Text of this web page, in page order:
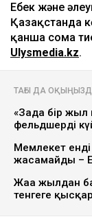
Еңбек және
Қазақстанда
қанша сома
Ulysmedia.kz.
ТАҒЫ ДА
«Заңда бір
фельдшердің
Мемлекет
жасамайды –
Жаңа жылдан
тенгеге